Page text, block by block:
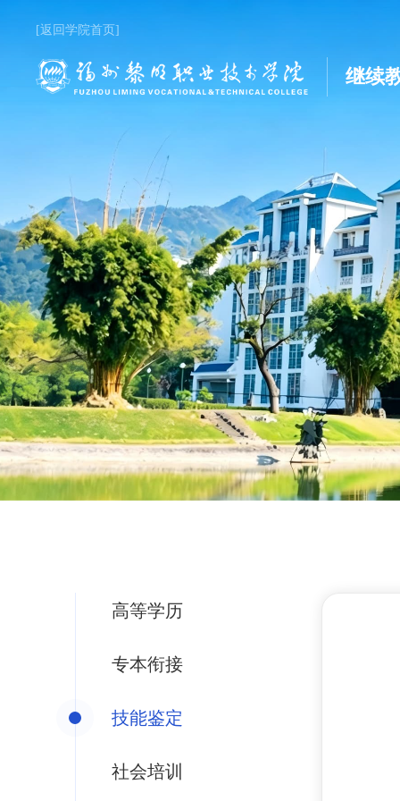
[返回学院首页]
继续
高等学历
专本衔接
技能鉴定
社会培训